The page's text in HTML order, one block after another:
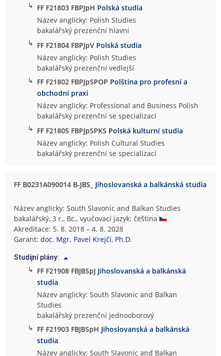
↳ FF F21803 FBPJpH Polská studia
Název anglicky: Polish Studies
bakalářský prezenční hlavní
↳ FF F21804 FBPJpV Polská studia
Název anglicky: Polish Studies
bakalářský prezenční vedlejší
↳ FF F21802 FBPJpSPOP Polština pro profesní a
obchodní praxi
Název anglicky: Professional and Business Polish
bakalářský prezenční se specializací
↳ FF F21805 FBPJpSPKS Polská kulturní studia
Název anglicky: Polish Cultural Studies
bakalářský prezenční se specializací
FF B0231A090014 B-JBS_ Jihoslovanská a balkánská studia
Název anglicky: South Slavonic and Balkan Studies
bakalářský, 3 r., Bc., vyučovací jazyk: čeština
Akreditace: 5. 8. 2018 – 4. 8. 2028
Garant:doc. Mgr. Pavel Krejčí, Ph.D.
Studijní plány:
↳ FF F21908 FBJBSpJ Jihoslovanská a balkánská
studia
Název anglicky: South Slavonic and Balkan
Studies
bakalářský prezenční jednooborový
↳ FF F21903 FBJBSpH Jihoslovanská a balkánská
studia
Název anglicky: South Slavonic and Balkan